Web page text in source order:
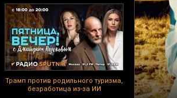
Трамп против родильного туризма,
безработица из-за ИИ